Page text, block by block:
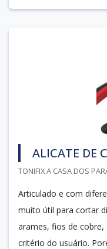
ALICATE DE
TONIFIX A CASA DOS
Articulado e com
muito útil para cortar
arames, fios de
critério do usuário.